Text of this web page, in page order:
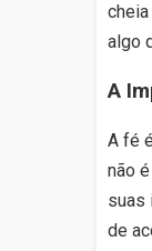
algo
A
A fé
não
suas
de